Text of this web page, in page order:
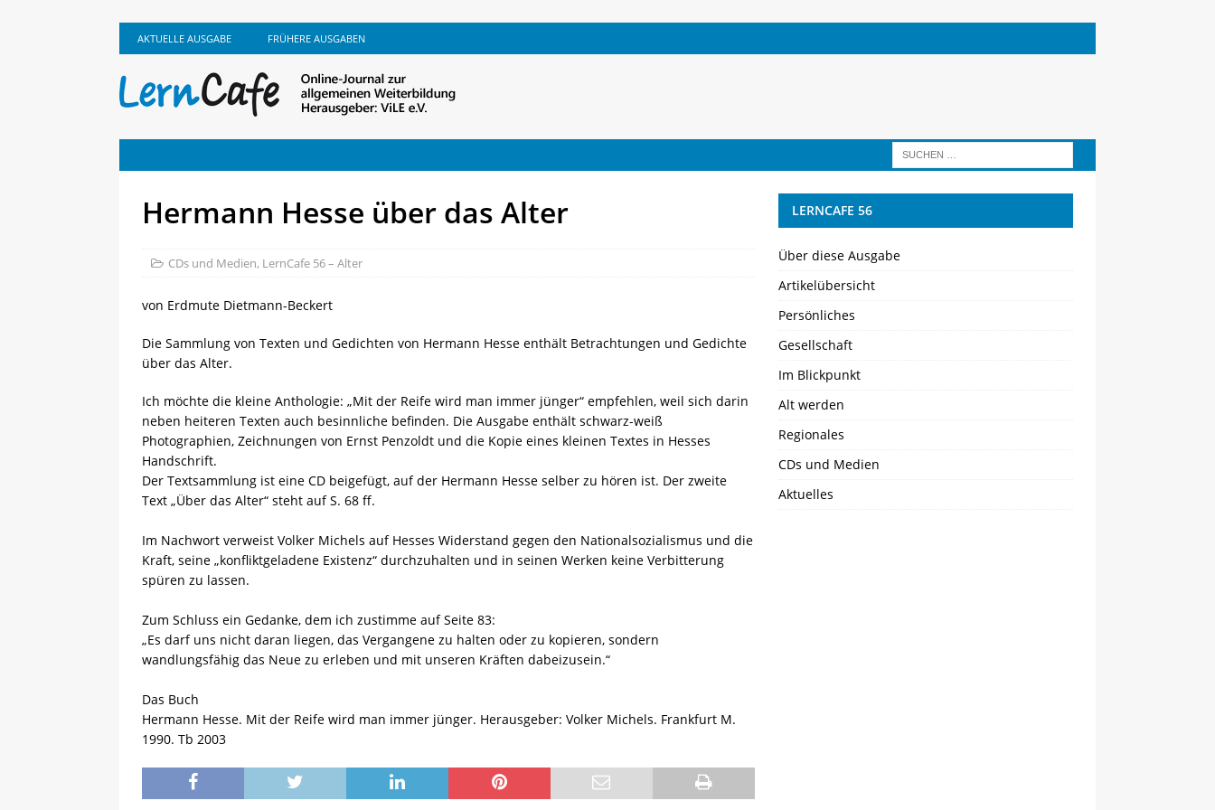
AKTUELLE AUSGABE FRÜHERE AUSGABEN
Hermann Hesse über das Alter
CDs und Medien, LernCafe 56 – Alter
von Erdmute Dietmann-Beckert
Die Sammlung von Texten und Gedichten von Hermann Hesse enthält Betrachtungen und Gedichte
über das Alter.
Ich möchte die kleine Anthologie: „Mit der Reife wird man immer jünger“ empfehlen, weil sich darin
neben heiteren Texten auch besinnliche befinden. Die Ausgabe enthält schwarz-weiß
Photographien, Zeichnungen von Ernst Penzoldt und die Kopie eines kleinen Textes in Hesses
Handschrift.
Der Textsammlung ist eine CD beigefügt, auf der Hermann Hesse selber zu hören ist. Der zweite
Text „Über das Alter“ steht auf S. 68 ff.
Im Nachwort verweist Volker Michels auf Hesses Widerstand gegen den Nationalsozialismus und die
Kraft, seine „konfliktgeladene Existenz“ durchzuhalten und in seinen Werken keine Verbitterung
spüren zu lassen.
Zum Schluss ein Gedanke, dem ich zustimme auf Seite 83:
„Es darf uns nicht daran liegen, das Vergangene zu halten oder zu kopieren, sondern
wandlungsfähig das Neue zu erleben und mit unseren Kräften dabeizusein.“
Das Buch
Hermann Hesse. Mit der Reife wird man immer jünger. Herausgeber: Volker Michels. Frankfurt M.
1990. Tb 2003
LERNCAFE 56
Über diese Ausgabe
Artikelübersicht
Persönliches
Gesellschaft
Im Blickpunkt
Alt werden
Regionales
CDs und Medien
Aktuelles